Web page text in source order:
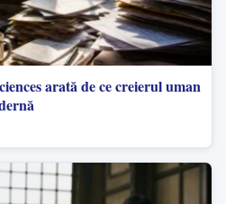
arată de ce creierul uman